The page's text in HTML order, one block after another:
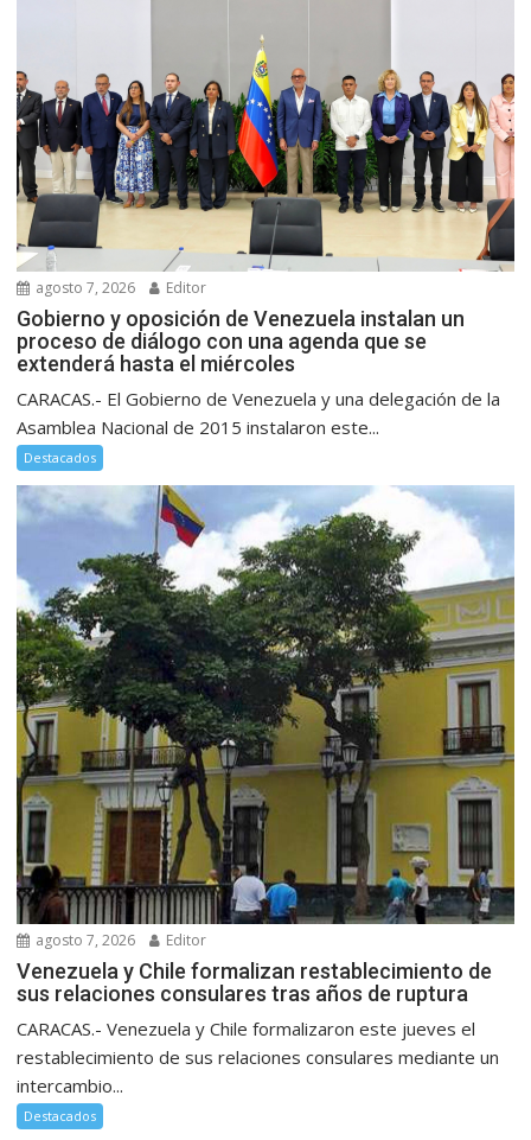
agosto 7, 2026 Editor
Gobierno y oposición de Venezuela instalan un
proceso de diálogo con una agenda que se
extenderá hasta el miércoles
CARACAS.- El Gobierno de Venezuela y una delegación de la
Asamblea Nacional de 2015 instalaron este...
Destacados
agosto 7, 2026 Editor
Venezuela y Chile formalizan restablecimiento de
sus relaciones consulares tras años de ruptura
CARACAS.- Venezuela y Chile formalizaron este jueves el
restablecimiento de sus relaciones consulares mediante un
intercambio...
Destacados